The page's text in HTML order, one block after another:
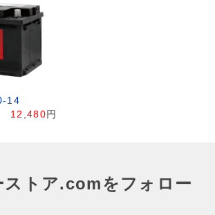
14
12,480 円
ストア.comをフォロー